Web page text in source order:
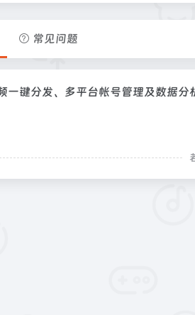
常见问题
一键分发、多平台帐号管理及数据分